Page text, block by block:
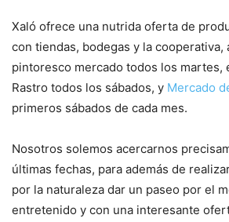
Xaló ofrece una nutrida oferta de
con tiendas, bodegas y la cooperativa,
pintoresco mercado todos los martes,
Rastro todos los sábados, y Mercado
primeros sábados de cada mes.
Nosotros solemos acercarnos
últimas fechas, para además de
por la naturaleza dar un paseo por el
entretenido y con una interesante